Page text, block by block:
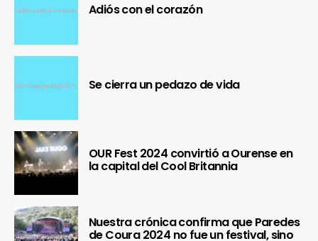
Adiós con el corazón
Se cierra un pedazo de vida
OUR Fest 2024 convirtió a Ourense en
la capital del Cool Britannia
Nuestra crónica confirma que Paredes
de Coura 2024 no fue un festival, sino